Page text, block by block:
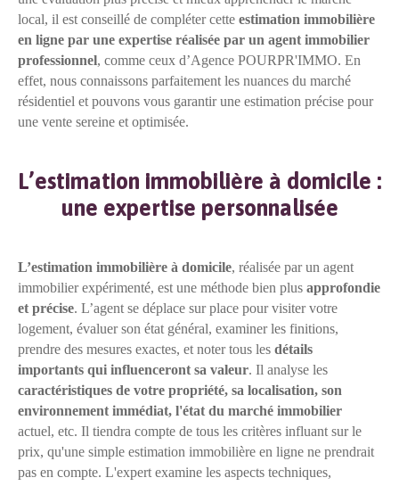
local, il est conseillé de compléter cette estimation immobilière
en ligne par une expertise réalisée par un agent immobilier
professionnel, comme ceux d’Agence POURPR'IMMO. En
effet, nous connaissons parfaitement les nuances du marché
résidentiel et pouvons vous garantir une estimation précise pour
une vente sereine et optimisée.
L’estimation immobilière à domicile :
une expertise personnalisée
L’estimation immobilière à domicile, réalisée par un agent
immobilier expérimenté, est une méthode bien plus approfondie
et précise. L’agent se déplace sur place pour visiter votre
logement, évaluer son état général, examiner les finitions,
prendre des mesures exactes, et noter tous les détails
importants qui influenceront sa valeur. Il analyse les
caractéristiques de votre propriété, sa localisation, son
environnement immédiat, l'état du marché immobilier
actuel, etc. Il tiendra compte de tous les critères influant sur le
prix, qu'une simple estimation immobilière en ligne ne prendrait
pas en compte. L'expert examine les aspects techniques,